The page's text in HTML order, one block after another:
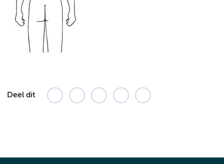
Deel dit